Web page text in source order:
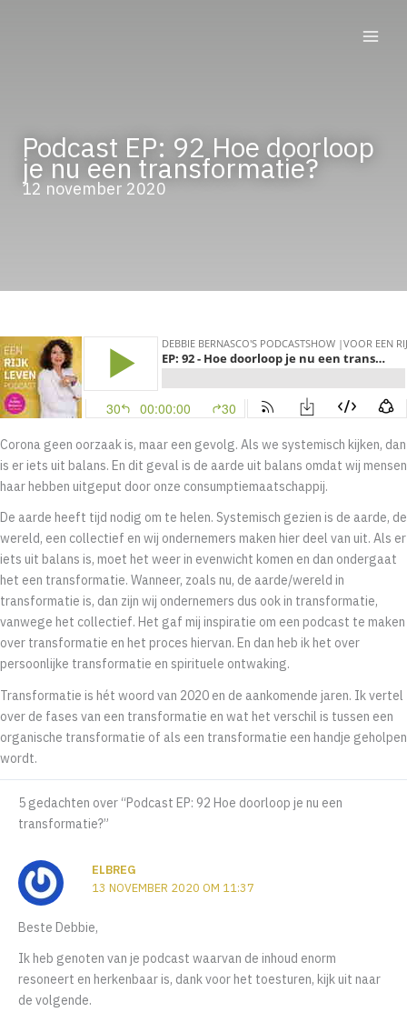
Podcast EP: 92 Hoe doorloop
je nu een transformatie?
12 november 2020
Corona geen oorzaak is, maar een gevolg. Als we systemisch kijken, dan
is er iets uit balans. En dit geval is de aarde uit balans omdat wij mensen
haar hebben uitgeput door onze consumptiemaatschappij.
De aarde heeft tijd nodig om te helen. Systemisch gezien is de aarde, de
wereld, een collectief en wij ondernemers maken hier deel van uit. Als er
iets uit balans is, moet het weer in evenwicht komen en dan ondergaat
het een transformatie. Wanneer, zoals nu, de aarde/wereld in
transformatie is, dan zijn wij ondernemers dus ook in transformatie,
vanwege het collectief. Het gaf mij inspiratie om een podcast te maken
over transformatie en het proces hiervan. En dan heb ik het over
persoonlijke transformatie en spirituele ontwaking.
Transformatie is hét woord van 2020 en de aankomende jaren. Ik vertel
over de fases van een transformatie en wat het verschil is tussen een
organische transformatie of als een transformatie een handje geholpen
wordt.
5 gedachten over “Podcast EP: 92 Hoe doorloop je nu een
transformatie?”
ELBREG
13 NOVEMBER 2020 OM 11:37
Beste Debbie,
Ik heb genoten van je podcast waarvan de inhoud enorm
resoneert en herkenbaar is, dank voor het toesturen, kijk uit naar
de volgende.